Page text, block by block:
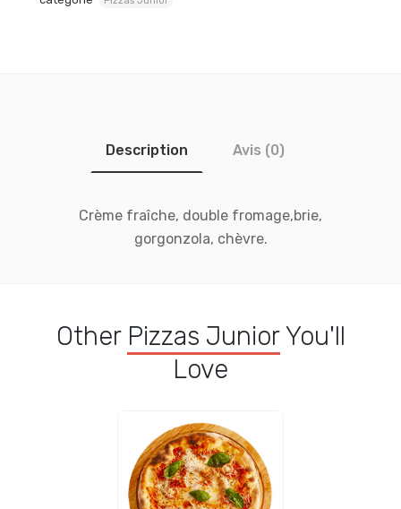
Description Avis (0)
Crème fraîche, double fromage,brie,
gorgonzola, chèvre.
Other Pizzas JuniorYou'll
Love